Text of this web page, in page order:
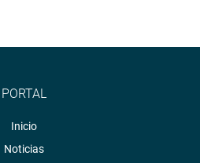
PORTAL
Inicio
Noticias